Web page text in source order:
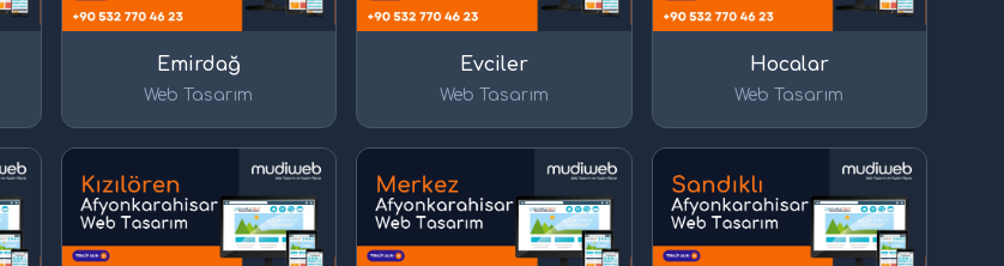
Emirdağ
Web Tasarım
Evciler
Web Tasarım
Hocalar
Web Tasarım